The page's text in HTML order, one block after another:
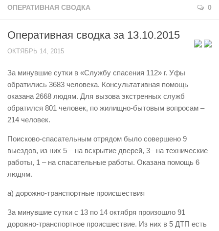
Поисково-спасательный отряд г. Уфы
Центр размещения пострадавших
Отчеты о реализации муниципальных программ
История
Виды деятельности
Обслуживание опасных производственных объектов
УГЗ рекомендует
Памятки населению
Как стать спасателем
Уголок гражданской обороны
Главные новости
Оперативная сводка
Половодье
Купальный сезон
ОПЕРАТИВНАЯ СВОДКА 0
Оперативная сводка за 13.10.2015
ОКТЯБРЬ 14, 2015
За минувшие сутки в «Службу спасения 112» г. Уфы
обратились 3683 человека. Консультативная помощь
оказана 2668 людям. Для вызова экстренных служб
обратился 801 человек, по жилищно-бытовым вопросам –
214 человек.
Поисково-спасательным отрядом было совершено 9
выездов, из них 5 – на вскрытие дверей, 3– на технические
работы, 1 – на спасательные работы. Оказана помощь 6
людям.
а) дорожно-транспортные происшествия
За минувшие сутки с 13 по 14 октября произошло 91
дорожно-транспортное происшествие. Из них в 5 ДТП есть